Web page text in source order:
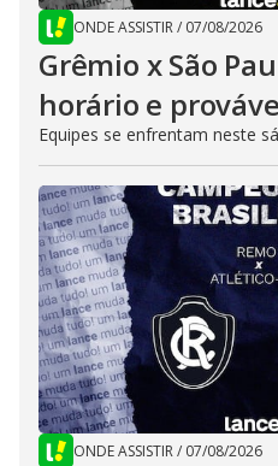
ONDE ASSISTIR/ 07/08/2026
Grêmio x São
horário e
Equipes se enfrentam neste
ONDE ASSISTIR/ 07/08/2026